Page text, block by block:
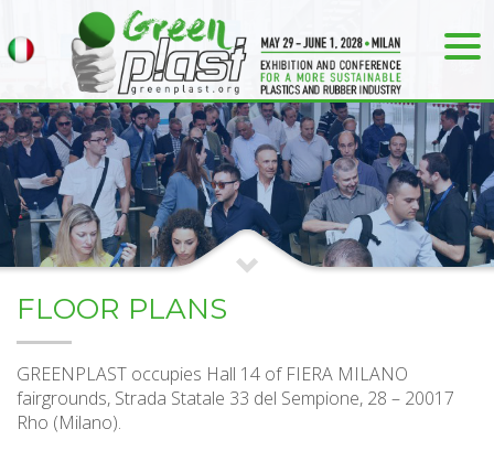
FLOOR PLANS
GREENPLAST occupies Hall 14 of FIERA MILANO
fairgrounds, Strada Statale 33 del Sempione, 28 – 20017
Rho (Milano).